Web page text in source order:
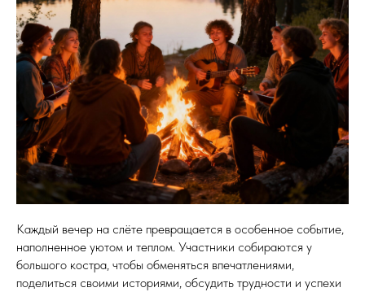
Каждый вечер на слёте превращается в особенное событие,
наполненное уютом и теплом. Участники собираются у
большого костра, чтобы обменяться впечатлениями,
поделиться своими историями, обсудить трудности и успехи